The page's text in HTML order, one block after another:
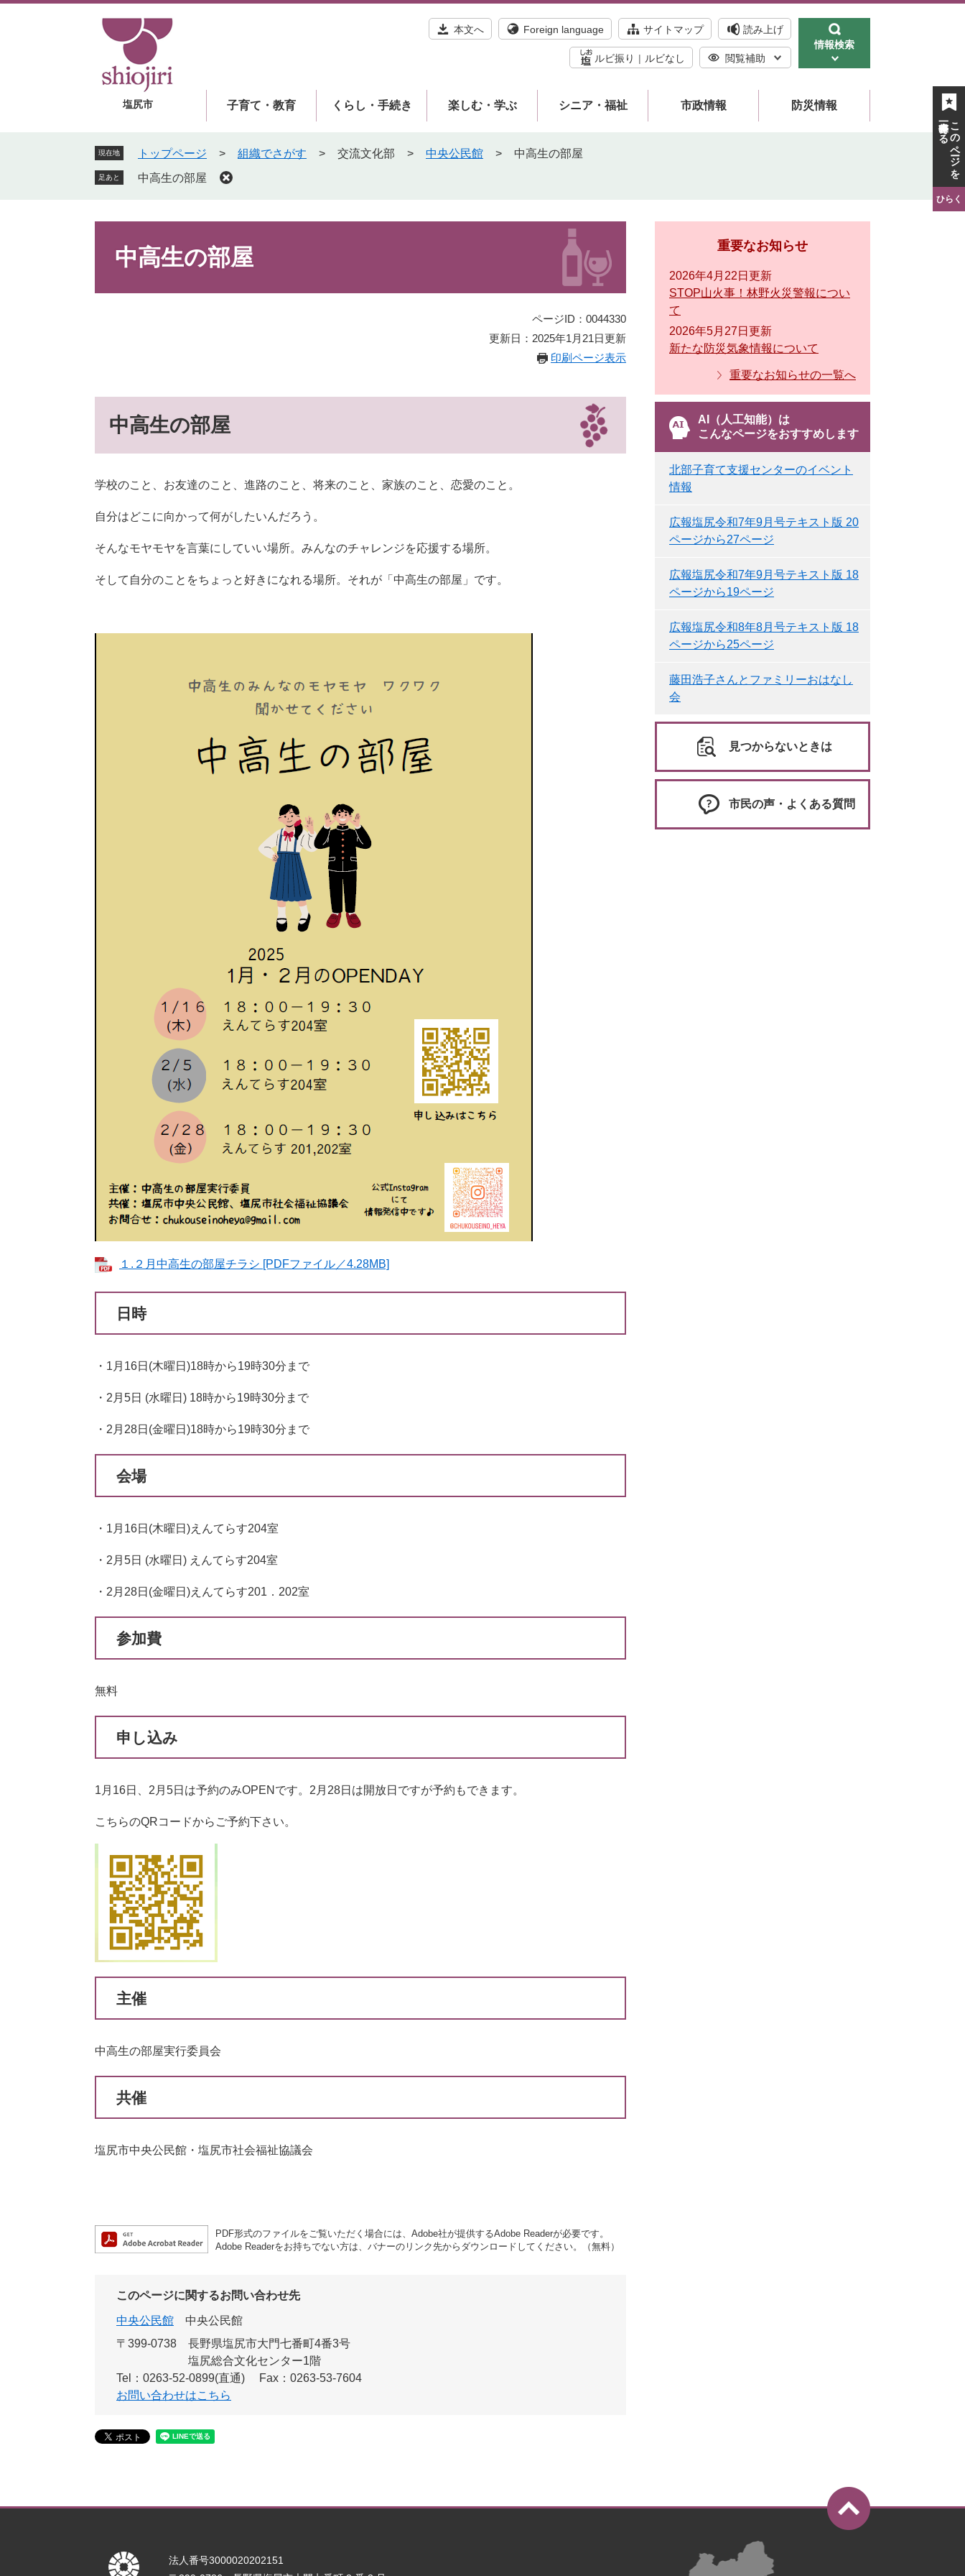
塩尻市
本文へ Foreign language サイトマップ 読み上げ
ルビ振り ルビなし 閲覧補助
情報検索
子育て・教育 くらし・手続き 楽しむ・学ぶ シニア・福祉 市政情報 防災情報
現在地 トップページ > 組織でさがす > 交流文化部 > 中央公民館 > 中高生の部屋
足あと 中高生の部屋
中高生の部屋
ページID：0044330
更新日：2025年1月21日更新
印刷ページ表示
中高生の部屋
学校のこと、お友達のこと、進路のこと、将来のこと、家族のこと、恋愛のこと。
自分はどこに向かって何がしたいんだろう。
そんなモヤモヤを言葉にしていい場所。みんなのチャレンジを応援する場所。
そして自分のことをちょっと好きになれる場所。それが「中高生の部屋」です。
１.２月中高生の部屋チラシ [PDFファイル／4.28MB]
日時
・1月16日(木曜日)18時から19時30分まで
・2月5日 (水曜日) 18時から19時30分まで
・2月28日(金曜日)18時から19時30分まで
会場
・1月16日(木曜日)えんてらす204室
・2月5日 (水曜日) えんてらす204室
・2月28日(金曜日)えんてらす201．202室
参加費
無料
申し込み
1月16日、2月5日は予約のみOPENです。2月28日は開放日ですが予約もできます。
こちらのQRコードからご予約下さい。
主催
中高生の部屋実行委員会
共催
塩尻市中央公民館・塩尻市社会福祉協議会
PDF形式のファイルをご覧いただく場合には、Adobe社が提供するAdobe Readerが必要です。
Adobe Readerをお持ちでない方は、バナーのリンク先からダウンロードしてください。（無料）
このページに関するお問い合わせ先
中央公民館
中央公民館
〒399-0738
長野県塩尻市大門七番町4番3号
塩尻総合文化センター1階
Tel：0263-52-0899(直通)
Fax：0263-53-7604
お問い合わせはこちら
重要なお知らせ
2026年4月22日更新
STOP山火事！林野火災警報につい
て
2026年5月27日更新
新たな防災気象情報について
重要なお知らせの一覧へ
AI（人工知能）は
こんなページをおすすめします
北部子育て支援センターのイベント
情報
広報塩尻令和7年9月号テキスト版 20
ページから27ページ
広報塩尻令和7年9月号テキスト版 18
ページから19ページ
広報塩尻令和8年8月号テキスト版 18
ページから25ページ
藤田浩子さんとファミリーおはなし
会
見つからないときは
市民の声・よくある質問
法人番号3000020202151
このページを
一時保存する
ひらく